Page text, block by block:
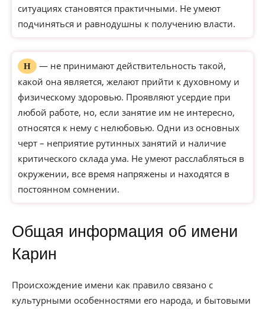
ситуациях становятся практичными. Не умеют
подчиняться и равнодушны к получению власти.
Н
— не принимают действительность такой,
какой она является, желают прийти к духовному и
физическому здоровью. Проявляют усердие при
любой работе, но, если занятие им не интересно,
относятся к нему с нелюбовью. Одни из основных
черт – неприятие рутинных занятий и наличие
критического склада ума. Не умеют расслабляться в
окружении, все время напряжены и находятся в
постоянном сомнении.
Общая информация об имени
Карин
Происхождение имени как правило связано с
культурными особенностями его народа, и бытовыми